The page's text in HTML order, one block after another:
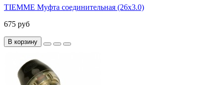
TIEMME Муфта соединительная (26х3.0)
675 руб
В корзину